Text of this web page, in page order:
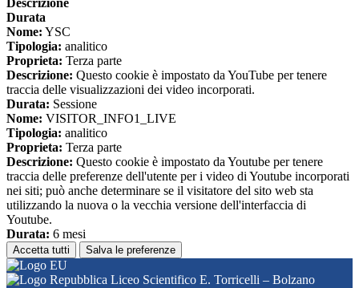
Descrizione
Durata
Nome: YSC
Tipologia: analitico
Proprieta: Terza parte
Descrizione: Questo cookie è impostato da YouTube per tenere
traccia delle visualizzazioni dei video incorporati.
Durata: Sessione
Nome: VISITOR_INFO1_LIVE
Tipologia: analitico
Proprieta: Terza parte
Descrizione: Questo cookie è impostato da Youtube per tenere
traccia delle preferenze dell'utente per i video di Youtube incorporati
nei siti; può anche determinare se il visitatore del sito web sta
utilizzando la nuova o la vecchia versione dell'interfaccia di
Youtube.
Durata: 6 mesi
Accetta tutti Salva le preferenze
Liceo Scientifico E. Torricelli – Bolzano